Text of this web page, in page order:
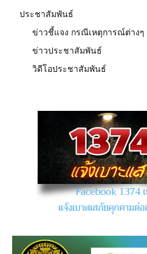
ประชาสัมพันธ์
ข่าวชี้แจง กรณีเหตุการณ์ต่างๆ
ข่าวประชาสัมพันธ์
วิดีโอประชาสัมพันธ์